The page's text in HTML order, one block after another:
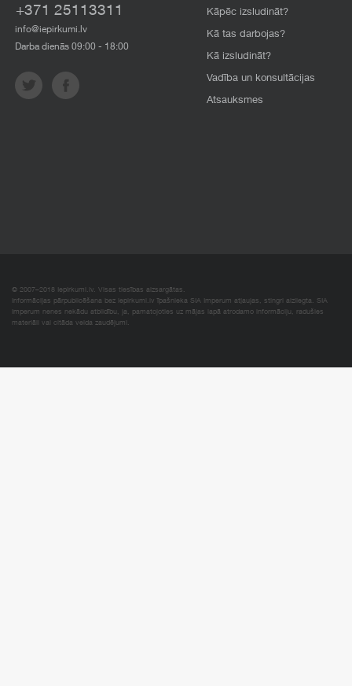
+371 25113311
info@iepirkumi.lv
Darba dienās 09:00 - 18:00
Kāpēc izsludināt?
Kā tas darbojas?
Kā izsludināt?
Vadība un konsultācijas
Atsauksmes
© 2007–2018 Iepirkumi.lv. Visas tiesības aizsargātas.
Informācijas pārpublicēšana bez iepirkumi.lv īpašnieka SIA Imperum atļaujas, stingri aizliegta. SIA
Imperum nenes nekādu atbildību, ja, pamatojoties uz mājas lapā atrodamo informāciju, radušies
materiāli vai citāda veida zaudējumi.